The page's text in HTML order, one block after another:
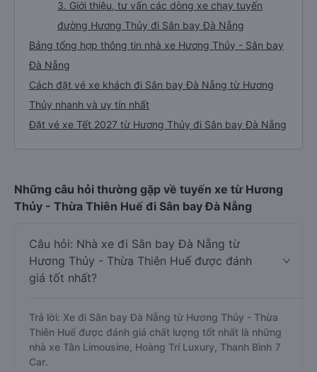
3. Giới thiệu, tư vấn các dòng xe chạy tuyến
đường Hương Thủy đi Sân bay Đà Nẵng
Bảng tổng hợp thông tin nhà xe Hương Thủy - Sân bay
Đà Nẵng
Cách đặt vé xe khách đi Sân bay Đà Nẵng từ Hương
Thủy nhanh và uy tín nhất
Đặt vé xe Tết 2027 từ Hương Thủy đi Sân bay Đà Nẵng
Những câu hỏi thường gặp về tuyến xe từ Hương
Thủy - Thừa Thiên Huế đi Sân bay Đà Nẵng
Câu hỏi: Nhà xe đi Sân bay Đà Nẵng từ
Hương Thủy - Thừa Thiên Huế được đánh
giá tốt nhất?
Trả lời: Xe đi Sân bay Đà Nẵng từ Hương Thủy - Thừa
Thiên Huế được đánh giá chất lượng tốt nhất là những
nhà xe Tân Limousine, Hoàng Trí Luxury, Thanh Bình 7
Car.